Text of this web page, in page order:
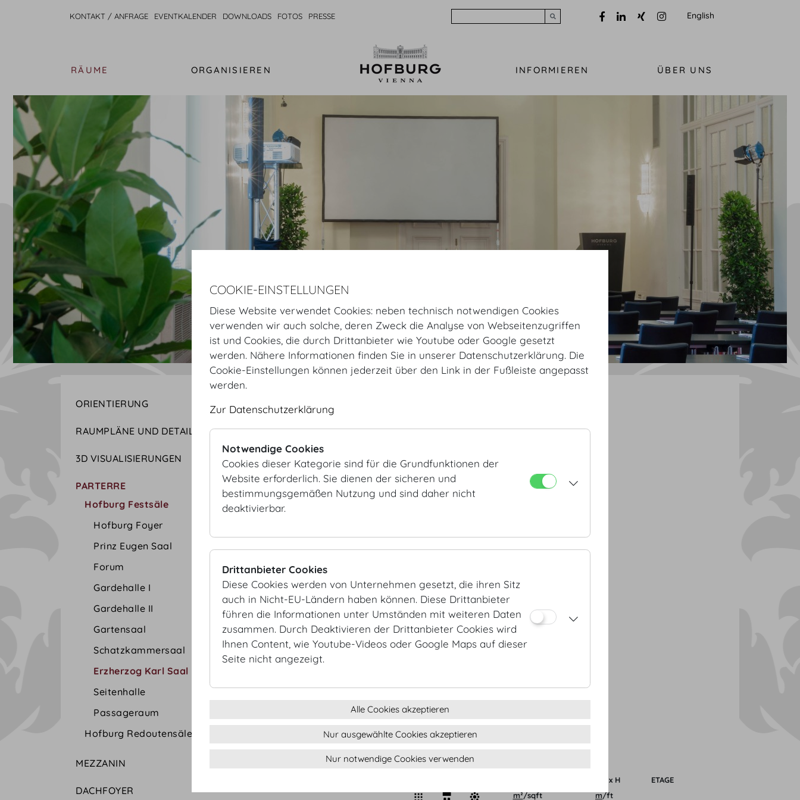
KONTAKT / ANFRAGE EVENTKALENDER DOWNLOADS FOTOS PRESSE English
RÄUME ORGANISIEREN INFORMIEREN ÜBER UNS
ORIENTIERUNG
RAUMPLÄNE UND DETAILS
3D VISUALISIERUNGEN
PARTERRE
Hofburg Festsäle
Hofburg Foyer
Prinz Eugen Saal
Forum
Gardehalle I
Gardehalle II
Gartensaal
Schatzkammersaal
Erzherzog Karl Saal
Seitenhalle
Passageraum
Hofburg Redoutensäle
MEZZANIN
DACHFOYER
HELDENPLATZ
EINGANG/ENTRANCE
JOSEFSPLATZ/
REDOUTENSÄLE
EINGANG/ENTRANCE SCHWEIZERHOF/
BOTSCHAFTERSTIEGE
L x B x H
ETAGE
m²/sqft m/ft
COOKIE-EINSTELLUNGEN
Diese Website verwendet Cookies: neben technisch notwendigen Cookies
verwenden wir auch solche, deren Zweck die Analyse von Webseitenzugriffen
ist und Cookies, die durch Drittanbieter wie Youtube oder Google gesetzt
werden. Nähere Informationen finden Sie in unserer Datenschutzerklärung. Die
Cookie-Einstellungen können jederzeit über den Link in der Fußleiste angepasst
werden.
Zur Datenschutzerklärung
Notwendige Cookies
Cookies dieser Kategorie sind für die Grundfunktionen der
Website erforderlich. Sie dienen der sicheren und
bestimmungsgemäßen Nutzung und sind daher nicht
deaktivierbar.
Drittanbieter Cookies
Diese Cookies werden von Unternehmen gesetzt, die ihren Sitz
auch in Nicht-EU-Ländern haben können. Diese Drittanbieter
führen die Informationen unter Umständen mit weiteren Daten
zusammen. Durch Deaktivieren der Drittanbieter Cookies wird
Ihnen Content, wie Youtube-Videos oder Google Maps auf dieser
Seite nicht angezeigt.
Alle Cookies akzeptieren
Nur ausgewählte Cookies akzeptieren
Nur notwendige Cookies verwenden